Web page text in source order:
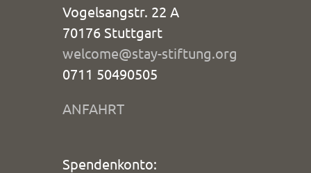
Vogelsangstr. 22 A
70176 Stuttgart
welcome@stay-stiftung.org
0711 50490505
ANFAHRT
Spendenkonto: